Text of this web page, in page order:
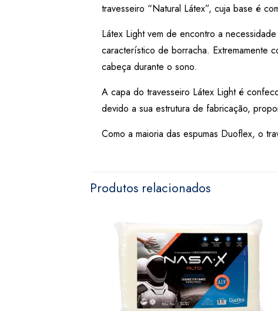
travesseiro “Natural Látex”, cuja base é
Látex Light vem de encontro a
característico de borracha. Extremamente
cabeça durante o sono.
A capa do travesseiro Látex Light é
devido a sua estrutura de fabricação,
Como a maioria das espumas Duoflex, o
Produtos relacionados